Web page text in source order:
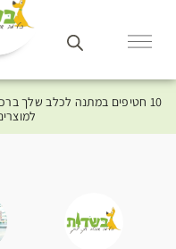
10 חטיפים במתנה לכלב שלך